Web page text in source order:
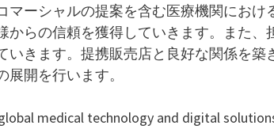
マーシャルの提案を含む医療機関におけ
からの信頼を獲得していきます。また、
いきます。提携販売店と良好な関係を築
開を行います。
medical technology and digital